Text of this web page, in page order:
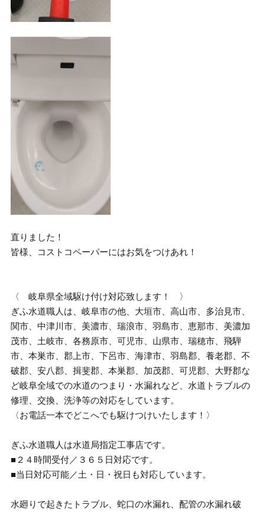
直りました！
皆様、コストコペーパーにはお気をつけあれ！
〈 岐阜県全域駆け付け対応致します！ 〉
ぎふ水道職人は、岐阜市の他、大垣市、高山市、多治見市、
関市、中津川市、美濃市、瑞浪市、羽島市、恵那市、美濃加
茂市、土岐市、各務原市、可児市、山県市、瑞穂市、飛騨
市、本巣市、郡上市、下呂市、海津市、羽島郡、養老郡、不
破郡、安八郡、揖斐郡、本巣郡、加茂郡、可児郡、大野郡な
ど岐阜全域での水道のつまり・水漏れなど、水道トラブルの
修理、交換、洗浄等の対応をしています。
〈お電話一本でどこへでも駆けつけいたします！〉
ぎふ水道職人は水道局指定工事店です。
■２４時間受付／３６５日対応です。
■当日対応可能／土・日・祝日も対応しています。
水廻りで起きたトラブル、蛇口の水漏れ、配管の水漏れ破